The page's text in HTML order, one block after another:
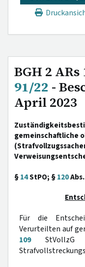
BGH 2 ARs
91/22 -
April 2023
gemeinschaftliche
§14StPO; §120
Für die
Verurteilten auf
109StVollzG